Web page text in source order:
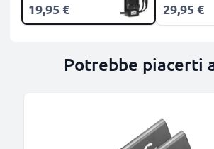
19,95 € 29,95 €
Potrebbe piacerti